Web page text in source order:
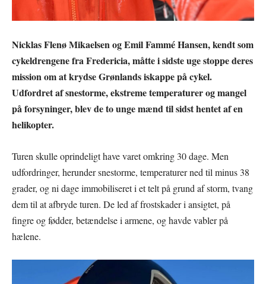
Nicklas Flenø Mikaelsen og Emil Fammé Hansen, kendt som
cykeldrengene fra Fredericia, måtte i sidste uge stoppe deres
mission om at krydse Grønlands iskappe på cykel.
Udfordret af snestorme, ekstreme temperaturer og mangel
på forsyninger, blev de to unge mænd til sidst hentet af en
helikopter.
Turen skulle oprindeligt have varet omkring 30 dage. Men
udfordringer, herunder snestorme, temperaturer ned til minus 38
grader, og ni dage immobiliseret i et telt på grund af storm, tvang
dem til at afbryde turen. De led af frostskader i ansigtet, på
fingre og fødder, betændelse i armene, og havde vabler på
hælene.